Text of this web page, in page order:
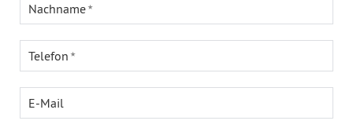
Nachname
Telefon
E-Mail